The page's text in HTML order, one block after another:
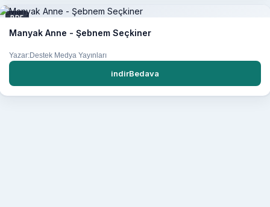
PDF
Manyak Anne - Şebnem Seçkiner
Yazar:Destek Medya Yayınları
indirBedava